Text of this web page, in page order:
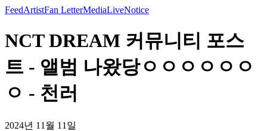
FeedArtistFan LetterMediaLiveNotice
NCT DREAM 커뮤니티 포스
트 - 앨범 나왔당ㅇㅇㅇㅇㅇㅇ
ㅇ - 천러
2024년 11월 11일